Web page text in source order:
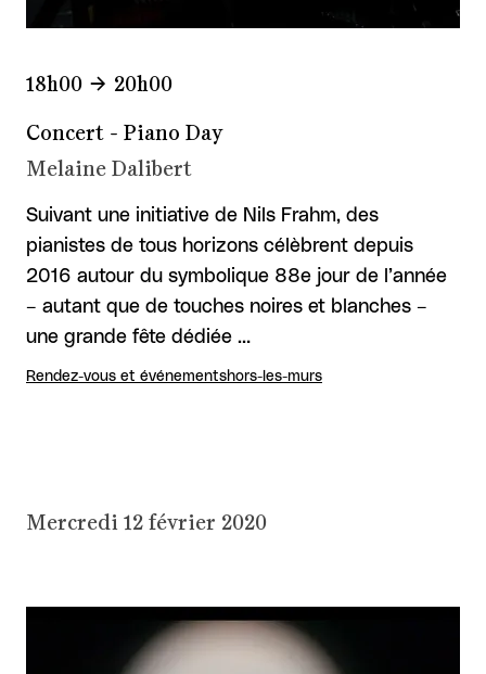
Concert - Piano Day
Melaine Dalibert
18h00 20h00
Suivant une initiative de Nils Frahm, des
pianistes de tous horizons célèbrent depuis
2016 autour du symbolique 88e jour de l’année
– autant que de touches noires et blanches –
une grande fête dédiée …
Rendez-vous et événementshors-les-murs
Mercredi 12 février 2020